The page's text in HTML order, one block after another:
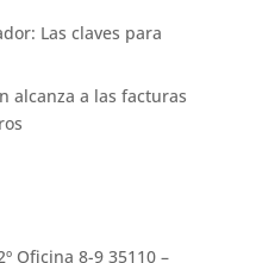
Las claves para
alcanza a las facturas
Oficina 8-9 35110 –